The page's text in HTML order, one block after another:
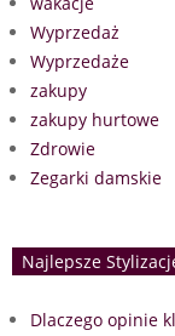
Wyprzedaż
Wyprzedaże
zakupy
zakupy hurtowe
Zdrowie
Zegarki damskie
Najlepsze
Dlaczego opinie